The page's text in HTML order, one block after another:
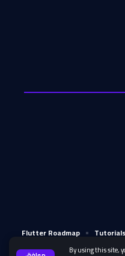
By using this site,
Tutorials
Flutter Roadmap
تثبيت Flutter